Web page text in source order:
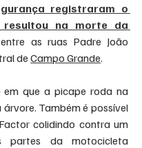
registraram o
resultou na morte da
as ruas Padre João
de Campo Grande.
que a picape roda na
Também é possível
colidindo contra um
partes da motocicleta